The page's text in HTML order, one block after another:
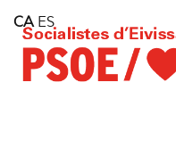
Consell Insular d'Eivissa
Services
Contact
CA ES